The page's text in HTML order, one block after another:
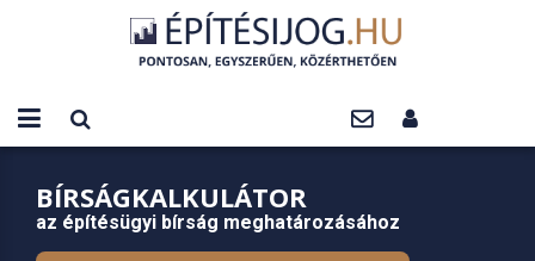
BÍRSÁGKALKULÁTOR
az építésügyi bírság meghatározásához